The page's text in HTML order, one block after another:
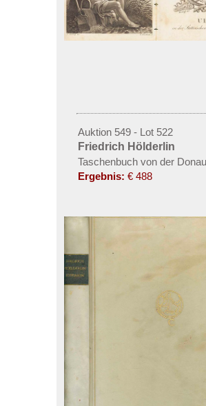
Auktion 549 - Lot 522
Friedrich Hölderlin
Taschenbuch von der
Ergebnis: € 488